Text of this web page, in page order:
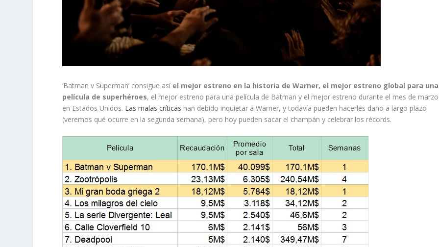
‘Batman v Superman’ consigue así el mejor estreno en la historia de Warner, el mejor estreno global para una
película de superhéroes, el mejor estreno para una película de Batman y el mejor estreno durante el mes de marzo
en Estados Unidos. Las malas críticas han debido inquietar a Warner, y todavía pueden hacerles daño a largo plazo
(veremos qué ocurre en la segunda semana), pero hoy pueden sacar el champán y celebrar los récords.